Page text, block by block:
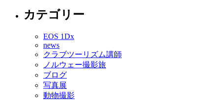
カテゴリー
EOS 1Dx
news
クラブツーリズム講師
ノルウェー撮影旅
ブログ
写真展
動物撮影